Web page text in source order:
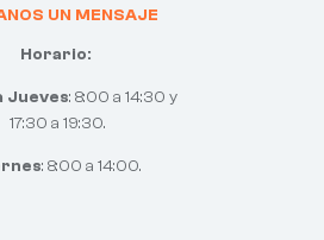
UN MENSAJE
Horario:
Jueves: 8:00 a 14:30 y
17:30 a 19:30.
: 8:00 a 14:00.